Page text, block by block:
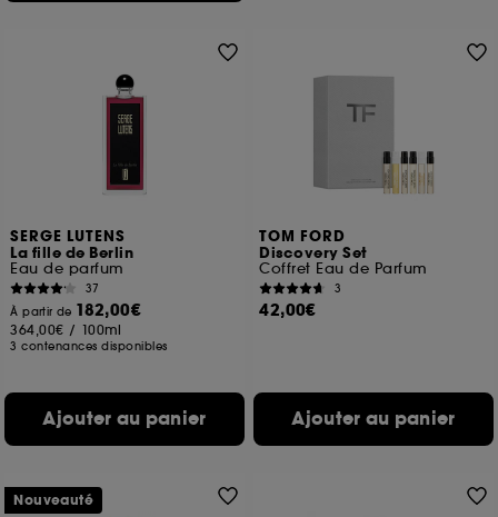
SERGE LUTENS
La fille de Berlin
Eau de parfum
37
À partir de 182,00€
364,00€ / 100ml
3 contenances disponibles
Ajouter au panier
TOM FORD
Discovery Set
Coffret Eau de Parfum
3
42,00€
Ajouter au panier
Nouveauté